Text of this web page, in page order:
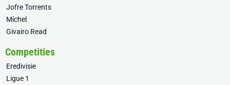
Jofre Torrents
Míchel
Givairo Read
Competities
Eredivisie
Ligue 1